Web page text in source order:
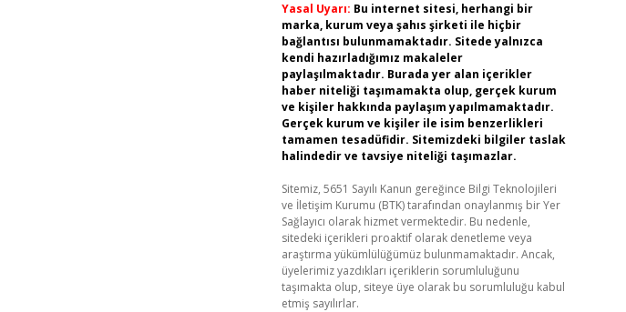
Yasal Uyarı: Bu internet sitesi, herhangi bir
marka, kurum veya şahıs şirketi ile hiçbir
bağlantısı bulunmamaktadır. Sitede yalnızca
kendi hazırladığımız makaleler
paylaşılmaktadır. Burada yer alan içerikler
haber niteliği taşımamakta olup, gerçek kurum
ve kişiler hakkında paylaşım yapılmamaktadır.
Gerçek kurum ve kişiler ile isim benzerlikleri
tamamen tesadüfidir. Sitemizdeki bilgiler taslak
halindedir ve tavsiye niteliği taşımazlar.
Sitemiz, 5651 Sayılı Kanun gereğince Bilgi Teknolojileri
ve İletişim Kurumu (BTK) tarafından onaylanmış bir Yer
Sağlayıcı olarak hizmet vermektedir. Bu nedenle,
sitedeki içerikleri proaktif olarak denetleme veya
araştırma yükümlülüğümüz bulunmamaktadır. Ancak,
üyelerimiz yazdıkları içeriklerin sorumluluğunu
taşımakta olup, siteye üye olarak bu sorumluluğu kabul
etmiş sayılırlar.